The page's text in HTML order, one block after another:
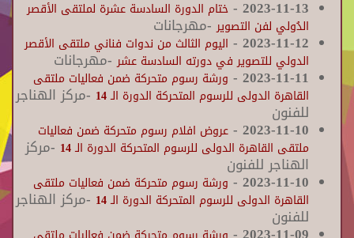
2023-11-13
- ختام الدورة السادسة عشرة لملتقى الأقصر
الدُولي لفن التصوير-مهرجانات
2023-11-12
- اليوم الثالث من ندوات فناني ملتقى الأقصر
الدولي للتصوير في دورته السادسة عشر-مهرجانات
2023-11-11
- ورشة رسوم متحركة ضمن فعاليات ملتقى
القاهرة الدولى للرسوم المتحركة الدورة الـ 14
-مركز الهناجر
للفنون
2023-11-10
- عروض افلام رسوم متحركة ضمن فعاليات
ملتقى القاهرة الدولى للرسوم المتحركة الدورة الـ 14
-مركز
الهناجر للفنون
2023-11-10
- ورشة رسوم متحركة ضمن فعاليات ملتقى
القاهرة الدولى للرسوم المتحركة الدورة الـ 14
-مركز الهناجر
للفنون